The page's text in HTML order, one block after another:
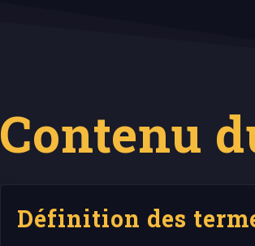
Contenu
Définition des